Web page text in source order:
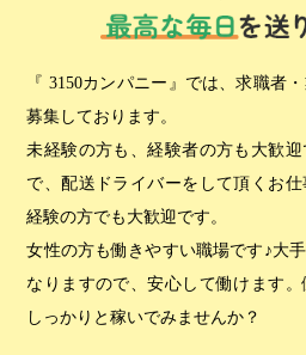
『 3150カンパニー』では、求職者
募集しております。
未経験の方も、経験者の方も大歓
で、配送ドライバーをして頂くお
経験の方でも大歓迎です。
女性の方も働きやすい職場です♪大
なりますので、安心して働けます
しっかりと稼いでみませんか？